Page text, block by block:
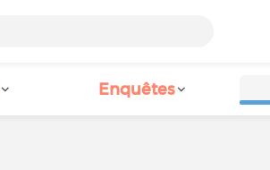
Enquêtes